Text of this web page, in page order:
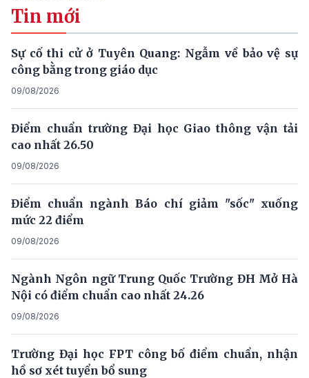
Tin mới
Sự cố thi cử ở Tuyên Quang: Ngẫm về bảo vệ sự
công bằng trong giáo dục
09/08/2026
Điểm chuẩn trường Đại học Giao thông vận tải
cao nhất 26.50
09/08/2026
Điểm chuẩn ngành Báo chí giảm "sốc" xuống
mức 22 điểm
09/08/2026
Ngành Ngôn ngữ Trung Quốc Trường ĐH Mở Hà
Nội có điểm chuẩn cao nhất 24.26
09/08/2026
Trường Đại học FPT công bố điểm chuẩn, nhận
hồ sơ xét tuyển bổ sung